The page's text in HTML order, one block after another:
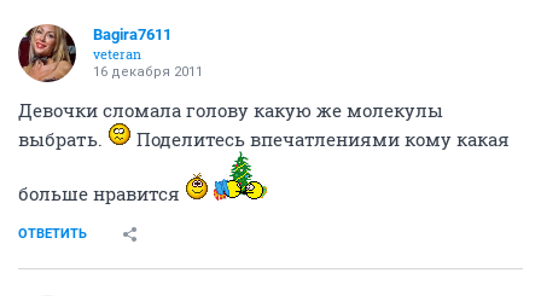
Bagira7611
veteran
16 декабря 2011
Девочки сломала голову какую же молекулы
выбрать.
Поделитесь впечатлениями кому какая
больше нравится
ОТВЕТИТЬ